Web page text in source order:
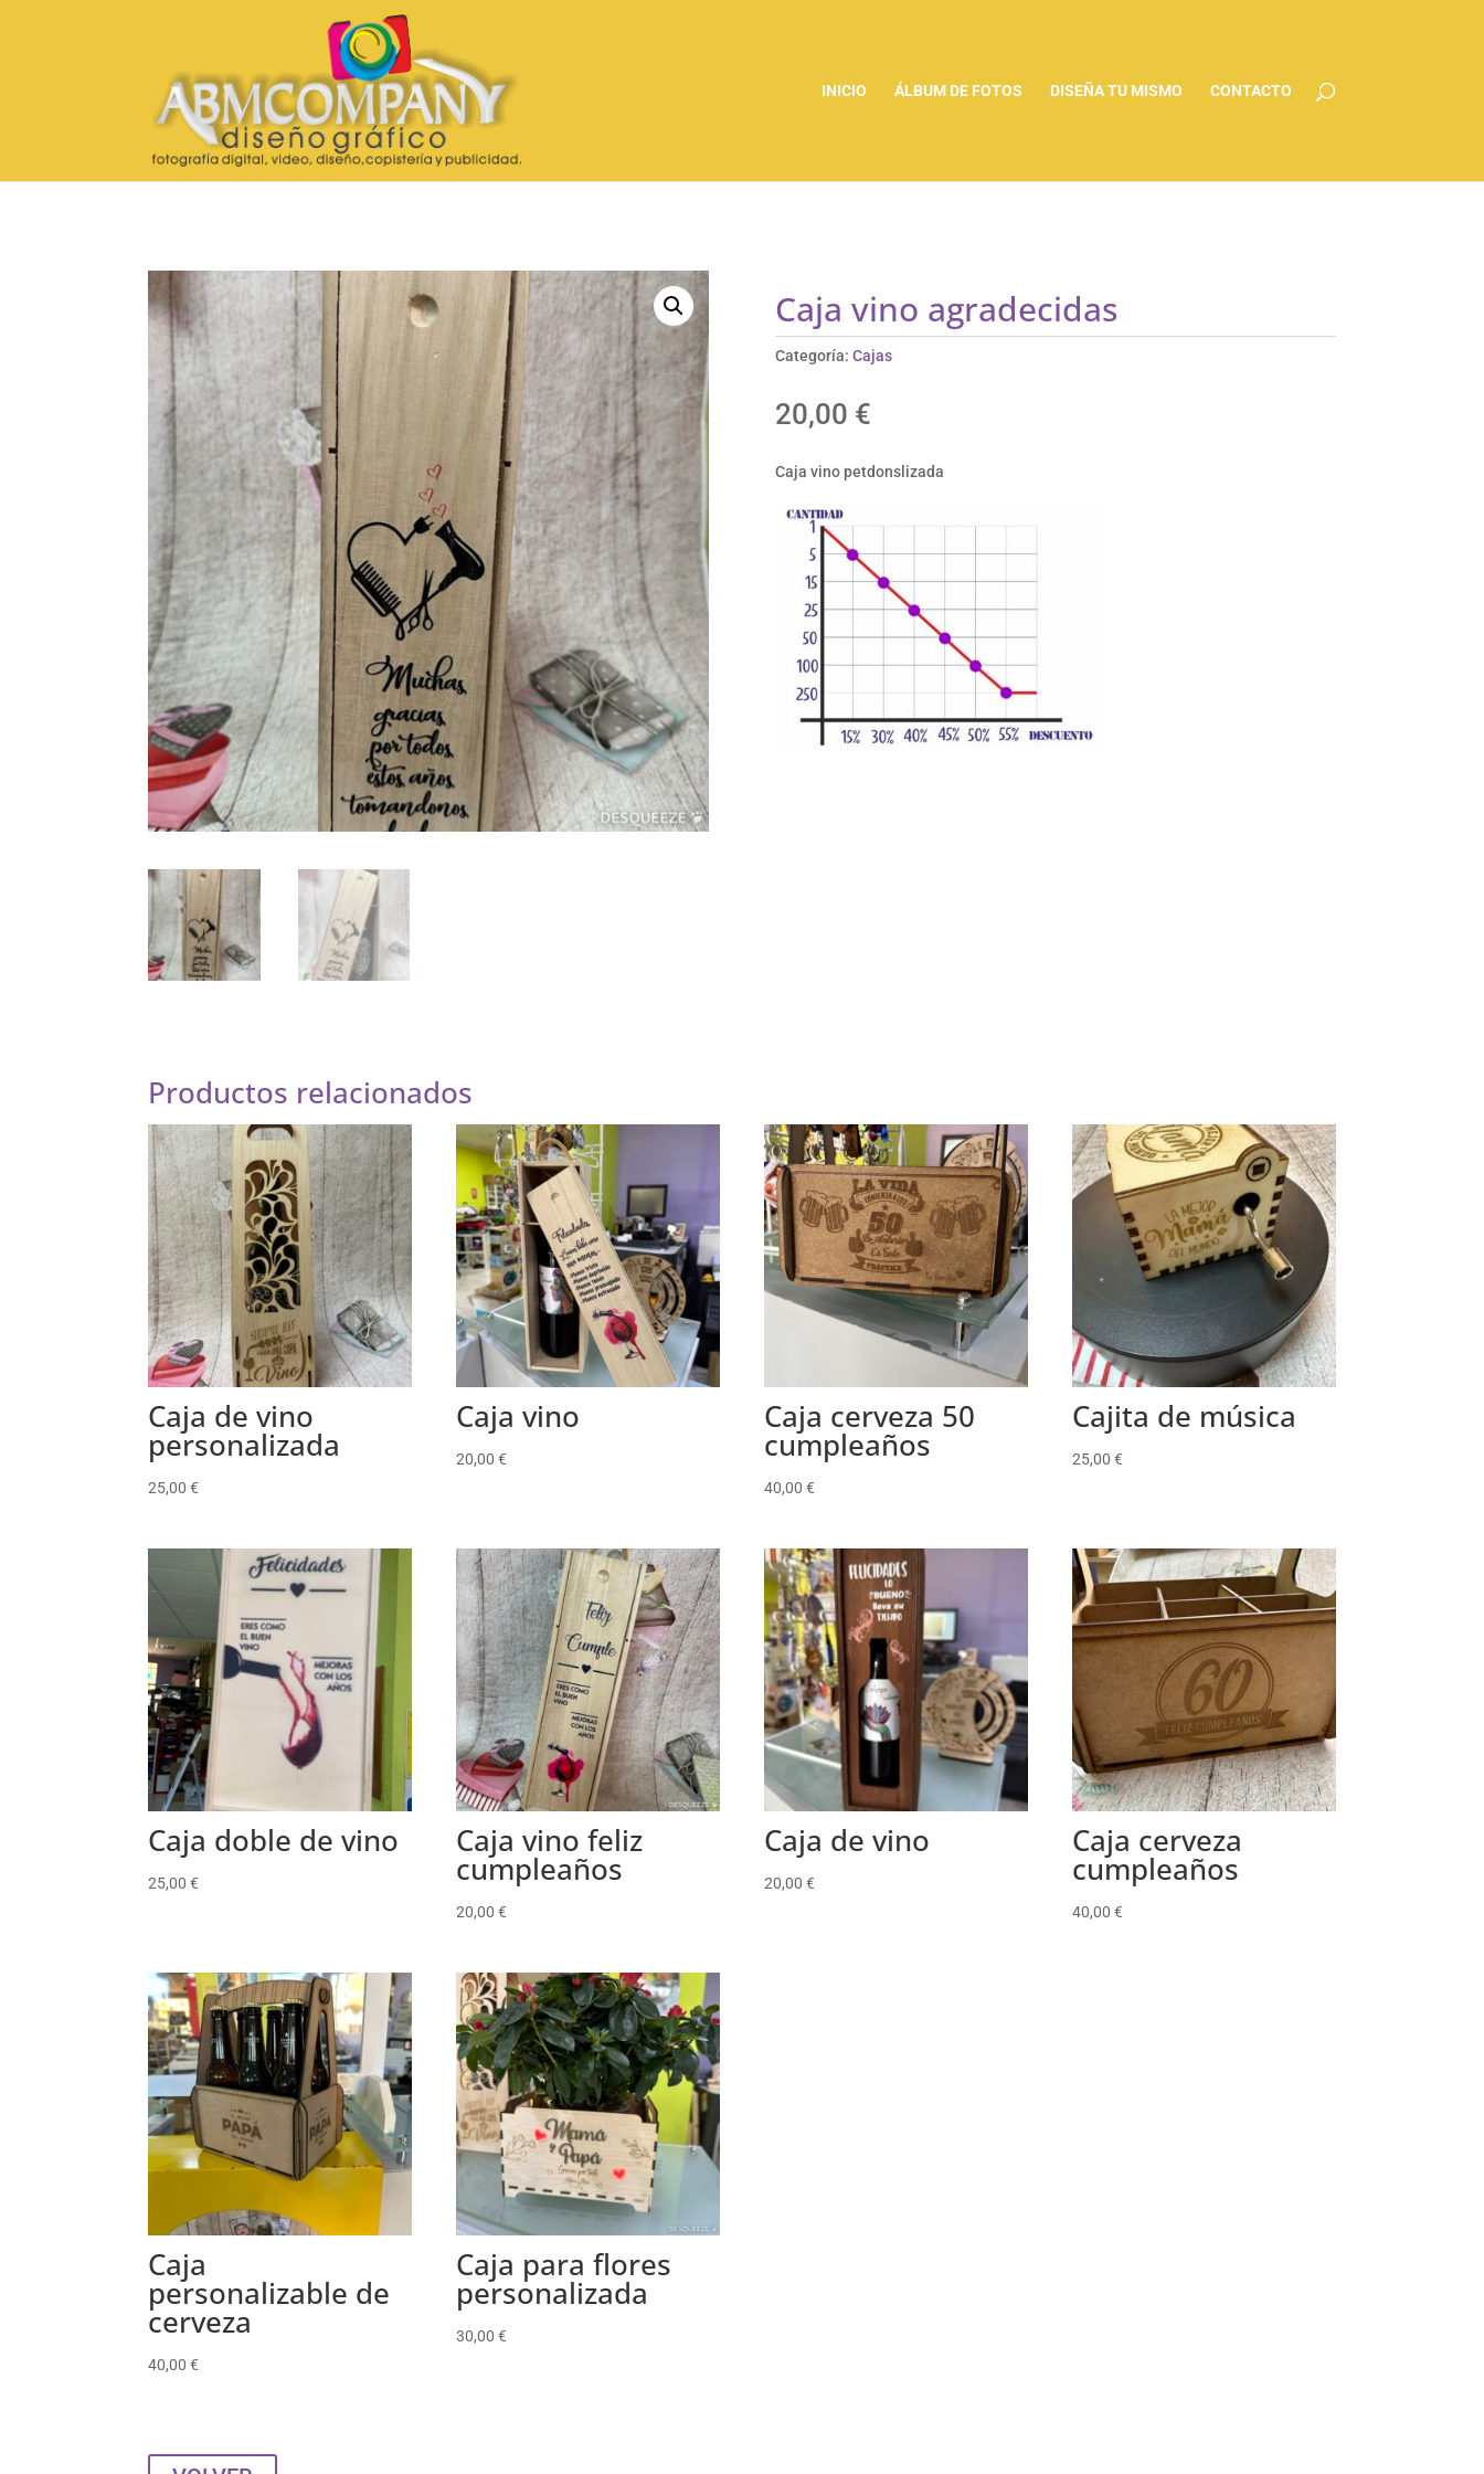
INICIO ÁLBUM DE FOTOS DISEÑA TU MISMO CONTACTO
Caja vino agradecidas
Categoría: Cajas
20,00 €
Caja vino petdonslizada
Productos relacionados
Caja de vino
personalizada
25,00€
Caja vino
20,00€
Caja cerveza 50
cumpleaños
40,00€
Cajita de música
25,00€
Caja doble de vino
25,00€
Caja vino feliz
cumpleaños
20,00€
Caja de vino
20,00€
Caja cerveza
cumpleaños
40,00€
Caja
personalizable de
cerveza
40,00€
Caja para flores
personalizada
30,00€